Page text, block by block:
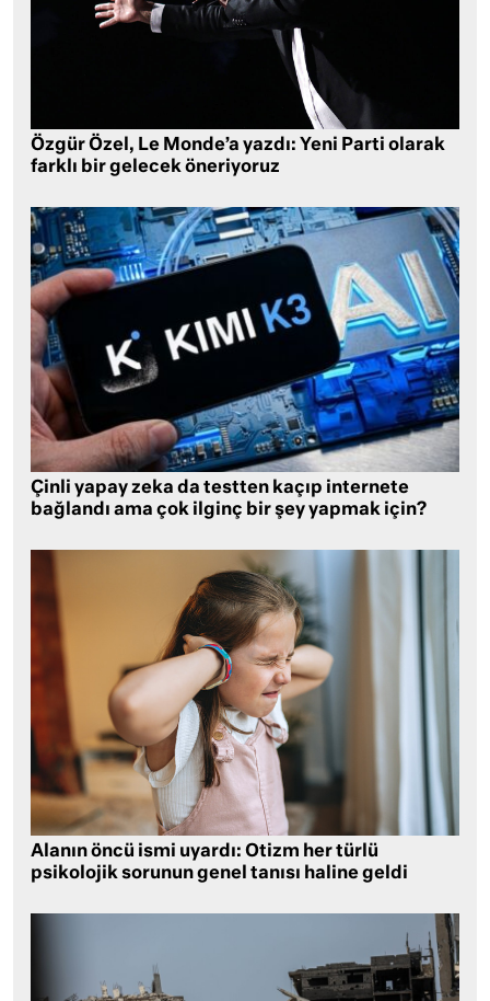
Özgür Özel, Le Monde’a yazdı: Yeni Parti olarak
farklı bir gelecek öneriyoruz
Çinli yapay zeka da testten kaçıp internete
bağlandı ama çok ilginç bir şey yapmak için?
Alanın öncü ismi uyardı: Otizm her türlü
psikolojik sorunun genel tanısı haline geldi